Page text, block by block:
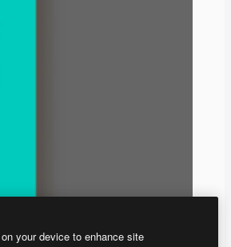
your device to enhance site